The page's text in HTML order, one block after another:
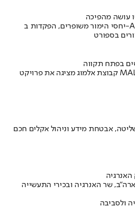
בספורט
בפתח תקווה
קבוצת אלמוג מציגה את פרויקט MALA: מגדלי הפרימיום האחרונים
אבטחת מידע וניהול אקלים חכם
האנרגיה
שר האנרגיה ובכירי התעשייה
ולסביבה